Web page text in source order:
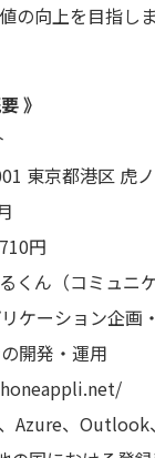
の向上を目指しま
》
港区 虎ノ門4
円
ミュニケー
ケーション企
開発・運用
、Outlook